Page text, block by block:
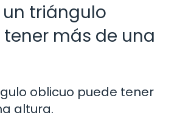
un triángulo
más de una
oblicuo puede tener
altura.